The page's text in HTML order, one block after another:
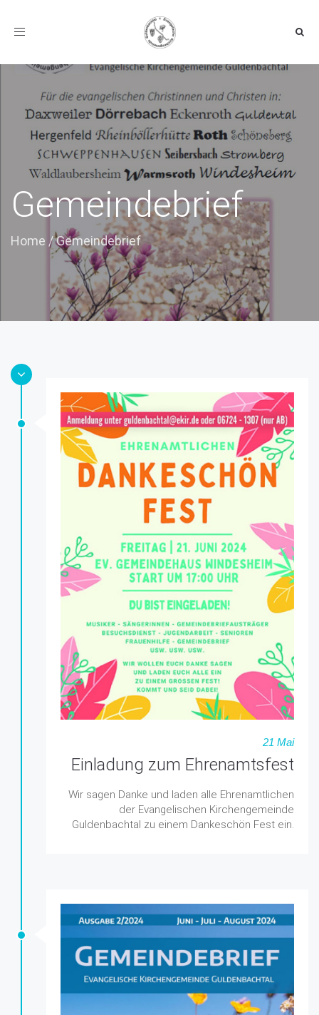
Toggle navigation
Gemeindebrief
Home /Gemeindebrief
21 Mai
Einladung zum Ehrenamtsfest
Wir sagen Danke und laden alle Ehrenamtlichen
der Evangelischen Kirchengemeinde
Guldenbachtal zu einem Dankeschön Fest ein.